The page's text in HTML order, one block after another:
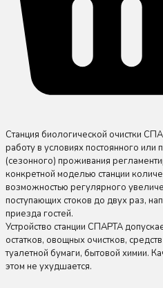
Станция биологической очистки
работу в условиях постоянного или
(сезонного) проживания
конкретной моделью станции
возможностью регулярного
поступающих стоков до двух раз,
приезда гостей.
Устройство станции СПАРТА
остатков, овощных очистков,
туалетной бумаги, бытовой химии.
этом не ухудшается.